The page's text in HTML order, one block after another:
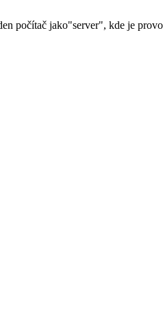
počítač jako"server", kde je